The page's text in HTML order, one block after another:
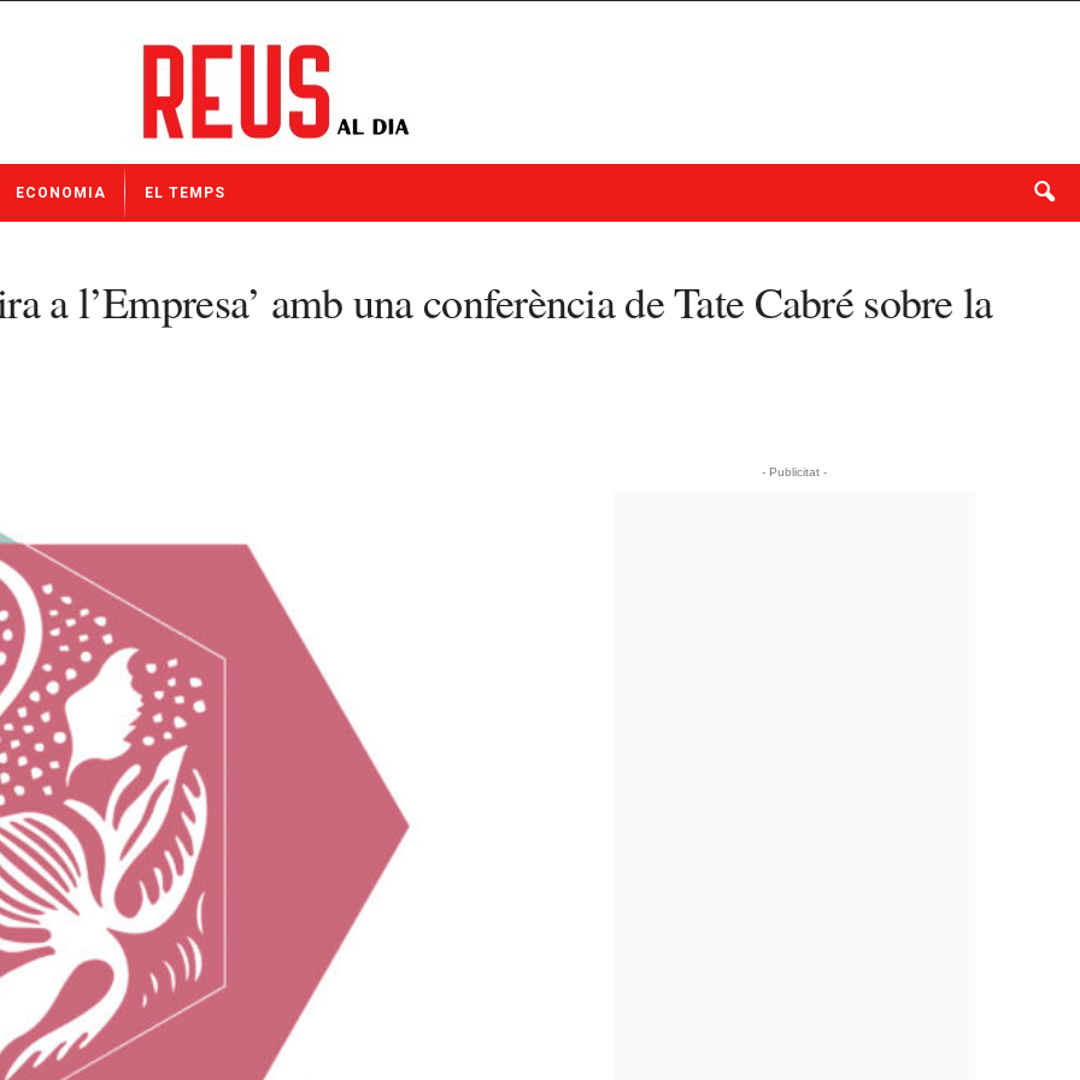
ECONOMIA EL TEMPS
a l’Empresa’ amb una conferència de Tate Cabré sobre la
- Publicitat -